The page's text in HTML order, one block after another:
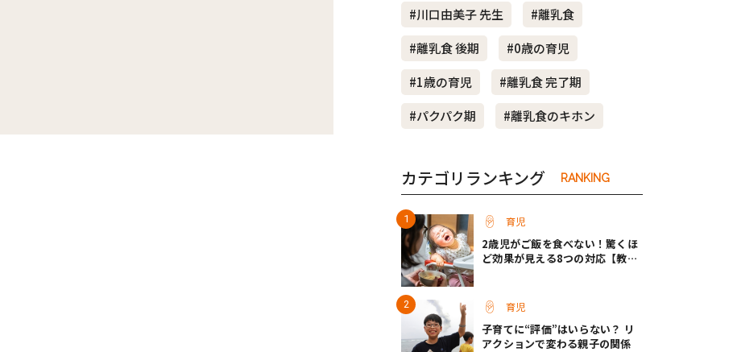
#川口由美子 先生
#離乳食
#離乳食 後期
#0歳の育児
#1歳の育児
#離乳食 完了期
#パクパク期
#離乳食のキホン
カテゴリランキング RANKING
育児
2歳児がご飯を食べない！驚くほ
ど効果が見える8つの対応【教え
育児
子育てに“評価”はいらない？ リ
アクションで変わる親子の関係